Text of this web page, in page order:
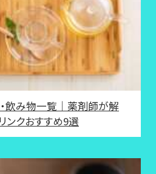
飲み物一覧｜薬剤師が解
ンクおすすめ9選